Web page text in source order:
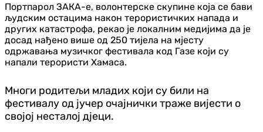
Портпарол ЗАКА-е, волонтерске скупине која се бави
људским остацима након терористичких напада и
других катастрофа, рекао је локалним медијима да је
досад нађено више од 250 тијела на мјесту
одржавања музичког фестивала код Газе који су
напали терористи Хамаса.
Многи родитељи младих који су били на
фестивалу од јучер очајнички траже вијести о
својој несталој д‌јеци.